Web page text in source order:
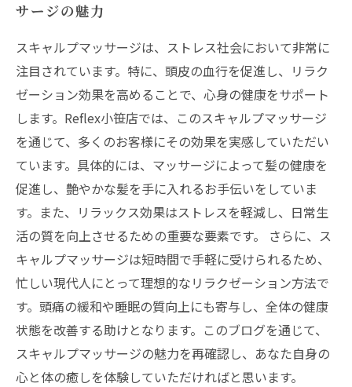
感動エピソード
心と体を癒すスキャルプマッサージの最前線
あなたも体験しよう！スキャルプマッサージで
新たな美しさを
サージの魅力
スキャルプマッサージは、ストレス社会において非常に
注目されています。特に、頭皮の血行を促進し、リラク
ゼーション効果を高めることで、心身の健康をサポート
します。Reflex小笹店では、このスキャルプマッサージ
を通じて、多くのお客様にその効果を実感していただい
ています。具体的には、マッサージによって髪の健康を
促進し、艶やかな髪を手に入れるお手伝いをしていま
す。また、リラックス効果はストレスを軽減し、日常生
活の質を向上させるための重要な要素です。 さらに、ス
キャルプマッサージは短時間で手軽に受けられるため、
忙しい現代人にとって理想的なリラクゼーション方法で
す。頭痛の緩和や睡眠の質向上にも寄与し、全体の健康
状態を改善する助けとなります。このブログを通じて、
スキャルプマッサージの魅力を再確認し、あなた自身の
心と体の癒しを体験していただければと思います。